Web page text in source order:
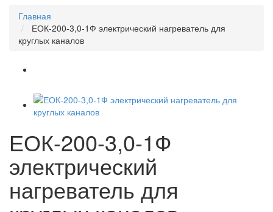
Главная
ЕОК-200-3,0-1Ф электрический нагреватель для
круглых каналов
ЕОК-200-3,0-1Ф
электрический
нагреватель для